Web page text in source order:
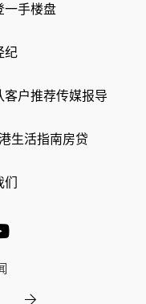
一手楼盘
纪
客户推荐传媒报导
生活指南房贷
们